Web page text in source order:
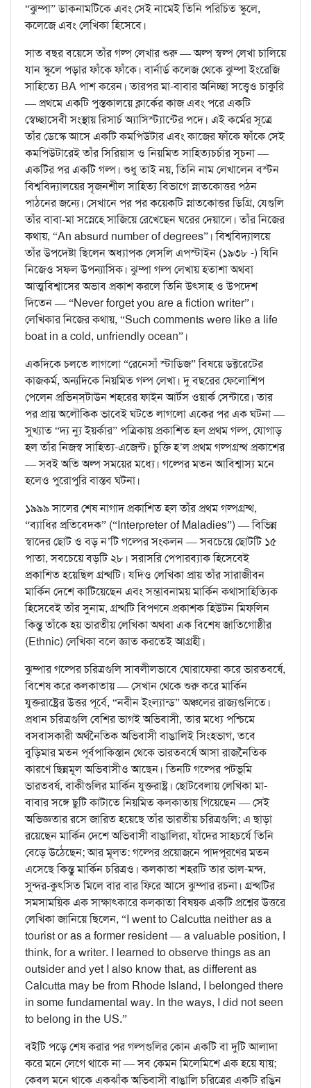
“ঝুম্পা” ডাকনামটিকে এবং সেই নামেই তিনি পরিচিত স্কুলে,
কলেজে এবং লেখিকা হিসেবে।
সাত বছর বয়েসে তাঁর গল্প লেখার শুরু — অল্প স্বল্প লেখা চালিয়ে
যান স্কুলে পড়ার ফাঁকে ফাঁকে। বার্নার্ড কলেজ থেকে ঝুম্পা ইংরেজি
সাহিত্যে BA পাশ করেন। তারপর মা-বাবার অনিচ্ছা সত্ত্বেও চাকুরি
— প্রথমে একটি পুস্তকালয়ে ক্লার্কের কাজ এবং পরে একটি
স্বেচ্ছাসেবী সংস্থায় রিসার্চ অ্যাসিস্ট্যান্টের পদে। এই কর্মের সূত্রে
তাঁর ডেস্কে আসে একটি কমপিউটার এবং কাজের ফাঁকে ফাঁকে সেই
কমপিউটারেই তাঁর সিরিয়াস ও নিয়মিত সাহিত্যচর্চার সূচনা —
একটির পর একটি গল্প। শুধু তাই নয়, তিনি নাম লেখালেন বস্টন
বিশ্ববিদ্যালয়ের সৃজনশীল সাহিত্য বিভাগে স্নাতকোত্তর পঠন
পাঠনের জন্যে। সেখানে পর পর কয়েকটি স্নাতকোত্তর ডিগ্রি, যেগুলি
তাঁর বাবা-মা সস্নেহে সাজিয়ে রেখেছেন ঘরের দেয়ালে। তাঁর নিজের
কথায়, “An absurd number of degrees”। বিশ্ববিদ্যালয়ে
তাঁর উপদেষ্টা ছিলেন অধ্যাপক লেসলি এপস্টাইন (১৯৩৮ -) যিনি
নিজেও সফল উপন্যাসিক। ঝুম্পা গল্প লেখায় হতাশা অথবা
আত্মবিশ্বাসের অভাব প্রকাশ করলে তিনি উৎসাহ ও উপদেশ
দিতেন — “Never forget you are a fiction writer”।
লেখিকার নিজের কথায়, “Such comments were like a life
boat in a cold, unfriendly ocean”।
একদিকে চলতে লাগলো “রেনেসাঁ স্টাডিজ” বিষয়ে ডক্টরেটের
কাজকর্ম, অন্যদিকে নিয়মিত গল্প লেখা। দু বছরের ফেলোশিপ
পেলেন প্রভিন্‌স্‌টাউন শহরের ফাইন আর্টস ওয়ার্ক সেন্টারে। তার
পর প্রায় অলৌকিক ভাবেই ঘটতে লাগলো একের পর এক ঘটনা —
সুখ্যাত “দ্য ন্যু ইয়র্কার” পত্রিকায় প্রকাশিত হল প্রথম গল্প, যোগাড়
হল তাঁর নিজস্ব সাহিত্য-এজেন্ট। চুক্তি হ’ল প্রথম গল্পগ্রন্থ প্রকাশের
— সবই অতি অল্প সময়ের মধ্যে। গল্পের মতন আবিশ্বাস্য মনে
হলেও পুরোপুরি বাস্তব ঘটনা।
১৯৯৯ সালের শেষ নাগাদ প্রকাশিত হল তাঁর প্রথম গল্পগ্রন্থ,
“ব্যাধির প্রতিবেদক” (“Interpreter of Maladies”) — বিভিন্ন
স্বাদের ছোট ও বড় ন’টি গল্পের সংকলন — সবচেয়ে ছোটটি ১৫
পাতা, সবচেয়ে বড়টি ২৮। সরাসরি পেপারব্যাক হিসেবেই
প্রকাশিত হয়েছিল গ্রন্থটি। যদিও লেখিকা প্রায় তাঁর সারাজীবন
মার্কিন দেশে কাটিয়েছেন এবং সম্ভাবনাময় মার্কিন কথাসাহিত্যিক
হিসেবেই তাঁর সুনাম, গ্রন্থটি বিপণনে প্রকাশক হিউটন মিফলিন
কিন্তু তাঁকে হয় ভারতীয় লেখিকা অথবা এক বিশেষ জাতিগোষ্ঠীর
(Ethnic) লেখিকা বলে জ্ঞাত করতেই আগ্রহী।
ঝুম্পার গল্পের চরিত্রগুলি সাবলীলভাবে ঘোরাফেরা করে ভারতবর্ষে,
বিশেষ করে কলকাতায় — সেখান থেকে শুরু করে মার্কিন
যুক্তরাষ্ট্রের উত্তর পূর্বে, “নবীন ইংল্যান্ড” অঞ্চলের রাজ্যগুলিতে।
প্রধান চরিত্রগুলি বেশির ভাগই অভিবাসী, তার মধ্যে পশ্চিমে
বসবাসকারী অর্থনৈতিক অভিবাসী বাঙালিই সিংহভাগ, তবে
বুড়িমার মতন পূর্বপাকিস্তান থেকে ভারতবর্ষে আসা রাজনৈতিক
কারণে ছিন্নমূল অভিবাসীও আছেন। তিনটি গল্পের পটভূমি
ভারতবর্ষ, বাকীগুলির মার্কিন যুক্তরাষ্ট্র। ছোটবেলায় লেখিকা মা-
বাবার সঙ্গে ছুটি কাটাতে নিয়মিত কলকাতায় গিয়েছেন — সেই
অভিজ্ঞতার রসে জারিত হয়েছে তাঁর ভারতীয় চরিত্রগুলি; এ ছাড়া
রয়েছেন মার্কিন দেশে অভিবাসী বাঙালিরা, যাঁদের সাহচর্যে তিনি
বেড়ে উঠেছেন; আর মূলত: গল্পের প্রয়োজনে পাদপূরণের মতন
এসেছে কিন্তু মার্কিন চরিত্রও। কলকাতা শহরটি তার ভাল-মন্দ,
সুন্দর-কুৎসিত মিলে বার বার ফিরে আসে ঝুম্পার রচনা। গ্রন্থটির
সমসাময়িক এক সাক্ষাৎকারে কলকাতা বিষয়ক একটি প্রশ্নের উত্তরে
লেখিকা জানিয়ে ছিলেন, “I went to Calcutta neither as a
tourist or as a former resident — a valuable position, I
think, for a writer. I learned to observe things as an
outsider and yet I also know that, as different as
Calcutta may be from Rhode Island, I belonged there
in some fundamental way. In the ways, I did not seen
to belong in the US.”
বইটি পড়ে শেষ করার পর গল্পগুলির কোন একটি বা দুটি আলাদা
করে মনে লেগে থাকে না — সব কেমন মিলেমিশে এক হয়ে যায়;
কেবল মনে থাকে একঝাঁক অভিবাসী বাঙালি চরিত্রের একটি রঙিন